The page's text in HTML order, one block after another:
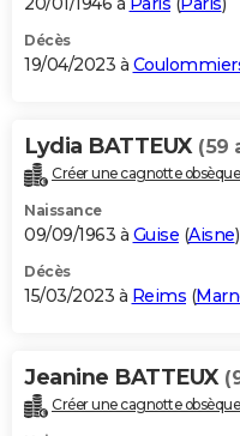
Décès
19/04/2023 à
Lydia BATTEUX (59
Créer une cagnotte
Naissance
09/09/1963 à Guise (Aisne)
Décès
15/03/2023 à Reims (
Jeanine BATTEUX
Créer une cagnotte